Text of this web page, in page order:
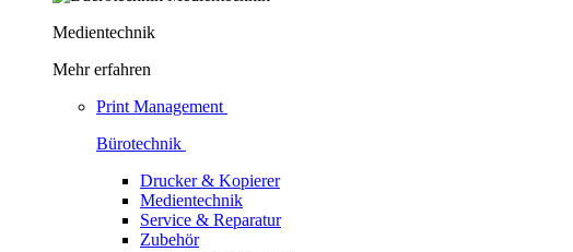
Medientechnik
Mehr erfahren
Print Management
Bürotechnik
Drucker & Kopierer
Medientechnik
Service & Reparatur
Zubehör